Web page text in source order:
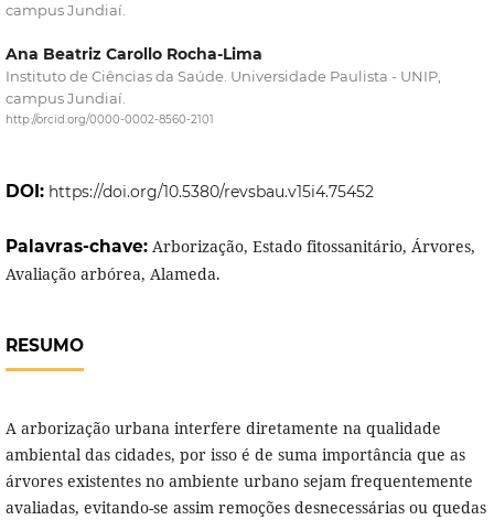
campus Jundiaí.
Ana Beatriz Carollo Rocha-Lima
Instituto de Ciências da Saúde. Universidade Paulista - UNIP,
campus Jundiaí.
http://orcid.org/0000-0002-8560-2101
DOI: https://doi.org/10.5380/revsbau.v15i4.75452
Palavras-chave: Arborização, Estado fitossanitário, Árvores,
Avaliação arbórea, Alameda.
RESUMO
A arborização urbana interfere diretamente na qualidade
ambiental das cidades, por isso é de suma importância que as
árvores existentes no ambiente urbano sejam frequentemente
avaliadas, evitando-se assim remoções desnecessárias ou quedas